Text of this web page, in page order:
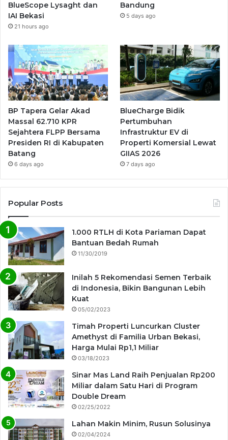
BlueScope Lysaght dan
IAI Bekasi
21 hours ago
Bandung
5 days ago
BP Tapera Gelar Akad
Massal 62.710 KPR
Sejahtera FLPP Bersama
Presiden RI di Kabupaten
Batang
6 days ago
BlueCharge Bidik
Pertumbuhan
Infrastruktur EV di
Properti Komersial Lewat
GIIAS 2026
7 days ago
Popular Posts
1.000 RTLH di Kota Pariaman Dapat
Bantuan Bedah Rumah
11/30/2019
Inilah 5 Rekomendasi Semen Terbaik
di Indonesia, Bikin Bangunan Lebih
Kuat
05/02/2023
Timah Properti Luncurkan Cluster
Amethyst di Familia Urban Bekasi,
Harga Mulai Rp1,1 Miliar
03/18/2023
Sinar Mas Land Raih Penjualan Rp200
Miliar dalam Satu Hari di Program
Double Dream
02/25/2022
Lahan Makin Minim, Rusun Solusinya
02/04/2024